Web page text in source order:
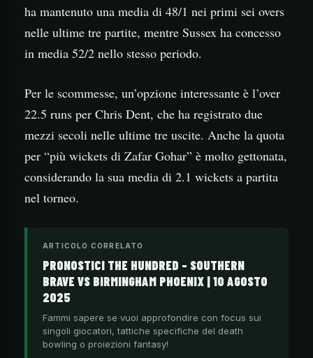
ha mantenuto una media di 48/1 nei primi sei overs
nelle ultime tre partite, mentre Sussex ha concesso
in media 52/2 nello stesso periodo.
Per le scommesse, un’opzione interessante è l’over
22.5 runs per Chris Dent, che ha registrato due
mezzi secoli nelle ultime tre uscite. Anche la quota
per “più wickets di Zafar Gohar” è molto gettonata,
considerando la sua media di 2.1 wickets a partita
nel torneo.
ARTICOLO CORRELATO
PRONOSTICI THE HUNDRED – SOUTHERN
BRAVE VS BIRMINGHAM PHOENIX | 10 AGOSTO
2025
Fammi sapere se vuoi approfondire con focus sui
singoli giocatori, tattiche specifiche del death
bowling o proiezioni fantasy!